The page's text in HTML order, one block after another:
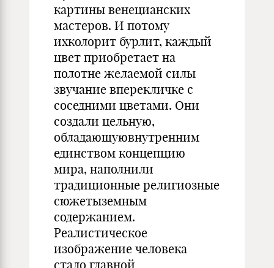
картины венецианских
мастеров. И потому
ихколорит бурлит, каждый
цвет приобретает на
полотне желаемой силы
звучание вперекличке с
соседними цветами. Они
создали цельную,
обладающуювнутренним
единством концепцию
мира, наполнили
традиционные религиозные
сюжетыземным
содержанием.
Реалистическое
изображение человека
стало главной